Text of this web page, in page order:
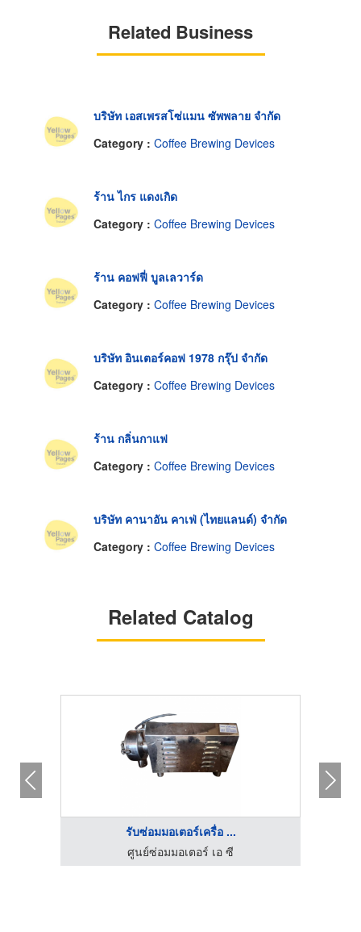
Related Business
บริษัท เอสเพรสโซ่แมน ซัพพลาย จำกัด
Category : Coffee Brewing Devices
ร้าน ไกร แดงเกิด
Category : Coffee Brewing Devices
ร้าน คอฟฟี่ บูลเลวาร์ด
Category : Coffee Brewing Devices
บริษัท อินเตอร์คอฟ 1978 กรุ๊ป จำกัด
Category : Coffee Brewing Devices
ร้าน กลิ่นกาแฟ
Category : Coffee Brewing Devices
บริษัท คานาอัน คาเฟ่ (ไทยแลนด์) จำกัด
Category : Coffee Brewing Devices
Related Catalog
รับซ่อมมอเตอร์เครื่อ ...
ศูนย์ซ่อมมอเตอร์ เอ ซี